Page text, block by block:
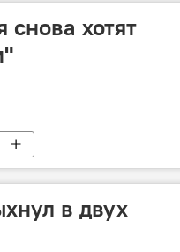
хотят
в двух